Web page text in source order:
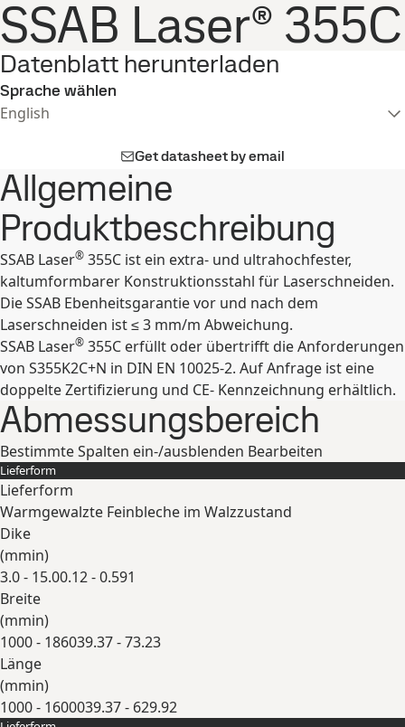
SSAB Laser® 355C
Datenblatt herunterladen
Sprache wählen
English
Get datasheet by email
Allgemeine
Produktbeschreibung
SSAB Laser® 355C ist ein extra- und ultrahochfester,
kaltumformbarer Konstruktionsstahl für Laserschneiden.
Die SSAB Ebenheitsgarantie vor und nach dem
Laserschneiden ist ≤ 3 mm/m Abweichung.
SSAB Laser® 355C erfüllt oder übertrifft die Anforderungen
von S355K2C+N in DIN EN 10025-2. Auf Anfrage ist eine
doppelte Zertifizierung und CE- Kennzeichnung erhältlich.
Abmessungsbereich
Bestimmte Spalten ein-/ausblenden Bearbeiten
Lieferform
Lieferform
Warmgewalzte Feinbleche im Walzzustand
Dike
(mmin)
3.0 - 15.00.12 - 0.591
Breite
(mmin)
1000 - 186039.37 - 73.23
Länge
(mmin)
1000 - 1600039.37 - 629.92